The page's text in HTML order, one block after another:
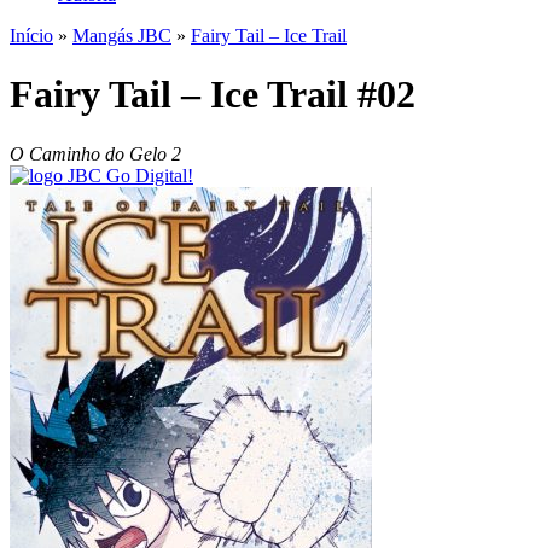
Início » Mangás JBC » Fairy Tail – Ice Trail
Fairy Tail – Ice Trail #02
O Caminho do Gelo 2